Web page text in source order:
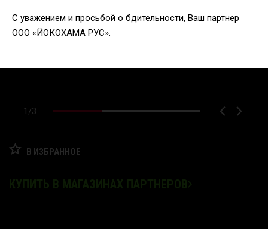
1 /3
В ИЗБРАННОЕ
КУПИТЬ В МАГАЗИНАХ ПАРТНЕРОВ
С уважением и просьбой о бдительности, Ваш партнер
ООО «ЙОКОХАМА РУС».